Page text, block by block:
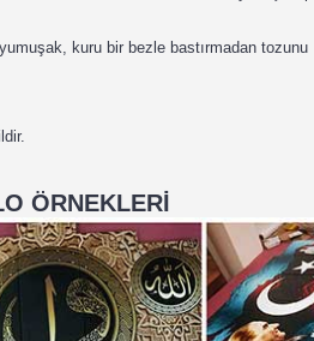
kuru bir bezle bastırmadan tozunu
ÖRNEKLERİ